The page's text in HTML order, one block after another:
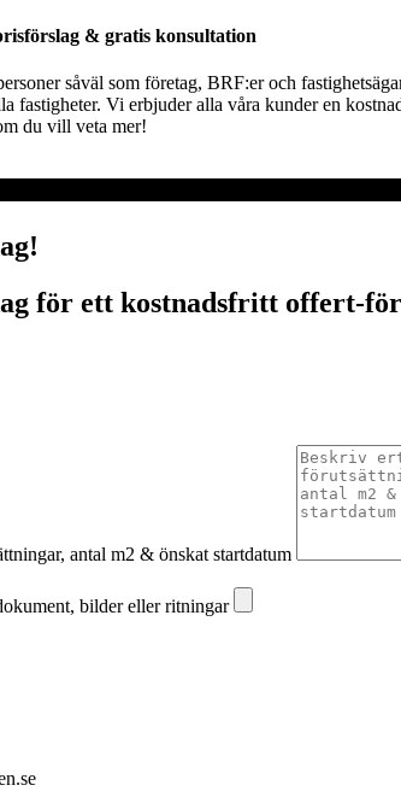
& gratis konsultation
såväl som företag, BRF:er och
fastigheter. Vi erbjuder alla våra kunder en
du vill veta mer!
för ett kostnadsfritt offert-
antal m2 & önskat startdatum
bilder eller ritningar